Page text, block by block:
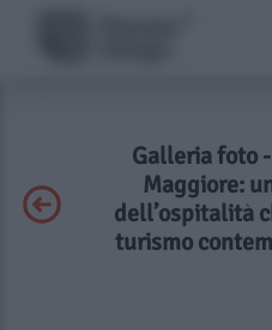
Galleria foto
Maggiore:
dell’ospitalità
turismo